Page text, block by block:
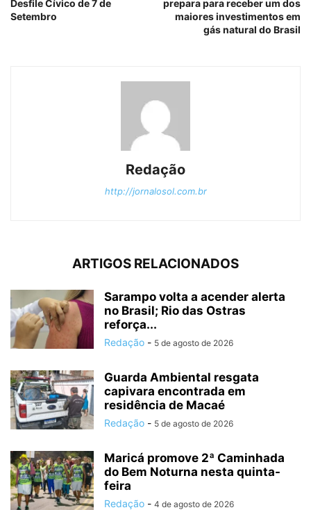
Desfile Cívico de 7 de
Setembro
prepara para receber um dos
maiores investimentos em
gás natural do Brasil
Redação
http://jornalosol.com.br
ARTIGOS RELACIONADOS
Sarampo volta a acender alerta
no Brasil; Rio das Ostras
reforça...
Redação - 5 de agosto de 2026
Guarda Ambiental resgata
capivara encontrada em
residência de Macaé
Redação - 5 de agosto de 2026
Maricá promove 2ª Caminhada
do Bem Noturna nesta quinta-
feira
Redação - 4 de agosto de 2026